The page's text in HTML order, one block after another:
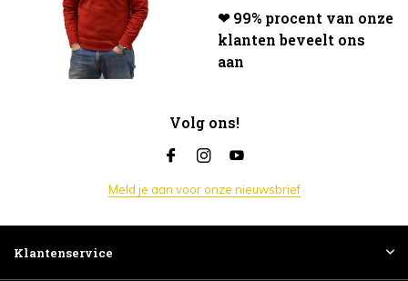
❤ 99% procent van onze
klanten beveelt ons
aan
Volg ons!
Meld je aan voor onze nieuwsbrief
Klantenservice